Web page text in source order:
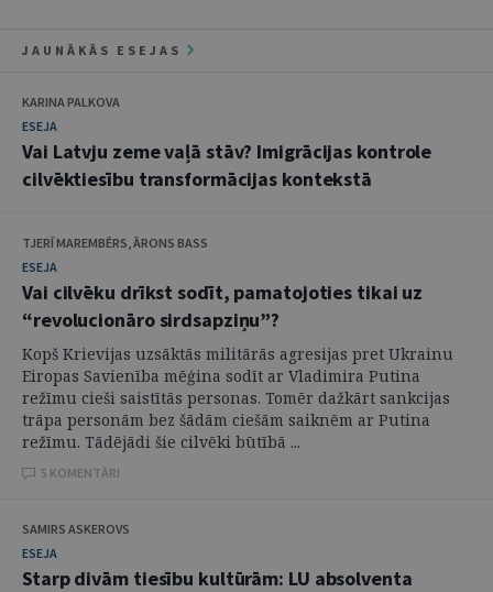
JAUNĀKĀS ESEJAS
KARINA PALKOVA
ESEJA
Vai Latvju zeme vaļā stāv? Imigrācijas kontrole
cilvēktiesību transformācijas kontekstā
TJERĪ MAREMBĒRS, ĀRONS BASS
ESEJA
Vai cilvēku drīkst sodīt, pamatojoties tikai uz
“revolucionāro sirdsapziņu”?
Kopš Krievijas uzsāktās militārās agresijas pret Ukrainu
Eiropas Savienība mēģina sodīt ar Vladimira Putina
režīmu cieši saistītās personas. Tomēr dažkārt sankcijas
trāpa personām bez šādām ciešām saiknēm ar Putina
režīmu. Tādējādi šie cilvēki būtībā ...
5 KOMENTĀRI
SAMIRS ASKEROVS
ESEJA
Starp divām tiesību kultūrām: LU absolventa